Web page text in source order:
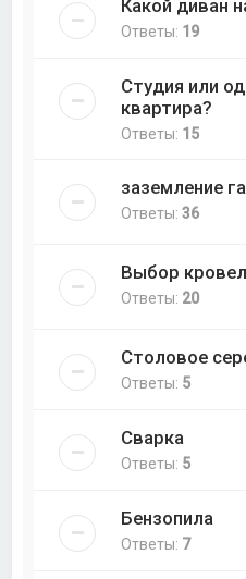
Какой диван
Ответы: 19
Студия или
квартира?
Ответы: 15
заземление
Ответы:36
Выбор
Ответы: 20
Столовое
Ответы: 5
Сварка
Ответы: 5
Бензопила
Ответы: 7